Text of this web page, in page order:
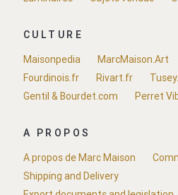
CULTURE
Maisonpedia
MarcMaison.Art
Fourdinois.fr
Rivart.fr
Gentil & Bourdet.com
Perret
A PROPOS
A propos de Marc Maison
Shipping and Delivery